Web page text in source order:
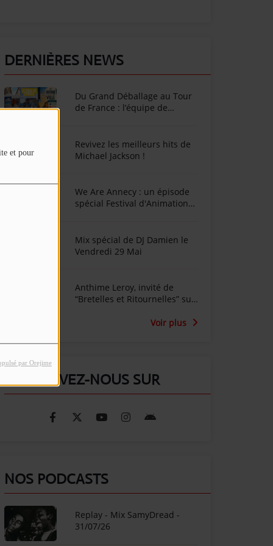
et pour
par Orejime
DERNIÈRES NEWS
Du Grand Déballage au Tour
de France : l’équipe de
Revivez les meilleurs hits de
Michael Jackson !
We Are Annecy : un épisode
spécial Festival d'Animation
Mix spécial de DJ Damien le
Vendredi 29 Mai
Anthime Leroy, invité de
“Bretelles et Ritournelles” sur
Voir plus
RETROUVEZ-NOUS SUR
NOS PODCASTS
Replay - Mix SamyDread -
31/07/26